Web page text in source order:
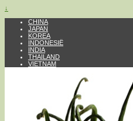
↓
CHINA
JAPAN
KOREA
INDONESIË
INDIA
THAILAND
VIETNAM